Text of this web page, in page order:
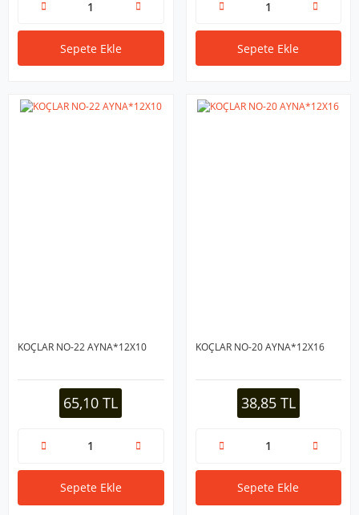
Sepete Ekle Sepete Ekle
KOÇLAR NO-22 AYNA*12X10
65,10 TL
Sepete Ekle
KOÇLAR NO-20 AYNA*12X16
38,85 TL
Sepete Ekle